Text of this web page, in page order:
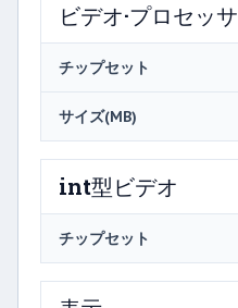
ビデオ·プロセッサ
チップセット
サイズ(MB)
int型ビデオ
チップセット